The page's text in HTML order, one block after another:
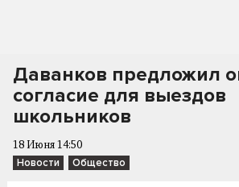
Даванков предложил
согласие для выездов
школьников
18 Июня 14:50
Новости Общество